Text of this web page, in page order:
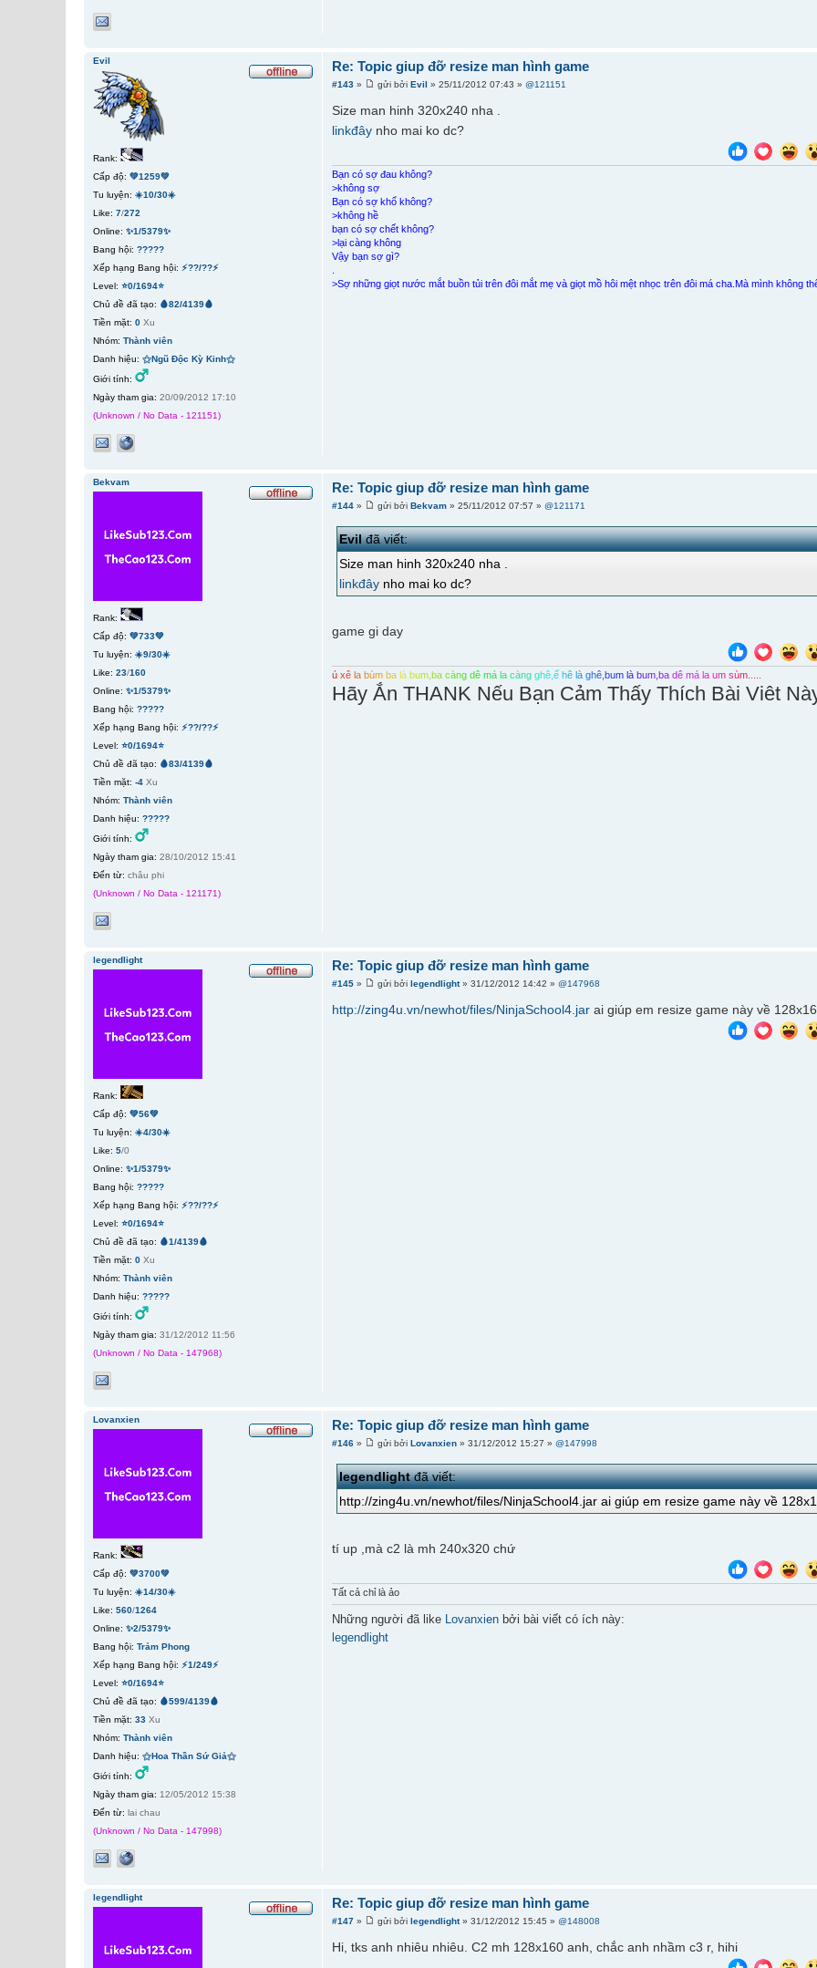
Re: Topic giup đỡ resize man hình game
#143 » gửi bởiEvil » 25/11/2012 07:43 »@121151
Size man hinh 320x240 nha .
linkđây nho mai ko dc?
Bạn có sợ đau không?
>không sợ
Bạn có sợ khổ không?
>không hề
bạn có sợ chết không?
>lại càng không
Vậy bạn sợ gì?
>Sợ những giọt nước mắt buồn tủi trên đôi mắt mẹ và giọt mồ hôi mệt nhọc trên đôi má cha.Mà mình không
Evil
Rank:
Cấp độ: 💚1259💚
Tu luyện: ☀️10/30☀️
Like: 7/272
Online: ✨1/5379✨
Bang hội: ?????
Xếp hạng Bang hội: ⚡??/??⚡
Level: ⭐0/1694⭐
Chủ đề đã tạo: 🩸82/4139🩸
Tiền mặt: 0 Xu
Nhóm: Thành viên
Danh hiệu: ⚝Ngũ Độc Kỳ Kinh⚝
Giới tính:
Ngày tham gia: 20/09/2012 17:10
(Unknown / No Data - 121151)
Re: Topic giup đỡ resize man hình game
#144 » gửi bởiBekvam » 25/11/2012 07:57 »@121171
Evilđã viết:
Size man hinh 320x240 nha .
linkđây nho mai ko dc?
game gi day
ú xê la bùm ba là bum ,ba càng dê má la càng ghê ,ế hê là ghê ,bum là bum ,ba dê má la um sùm
Hãy Ắn THANK Nếu Bạn Cảm Thấy Thích Bài Viêt
Bekvam
Rank:
Cấp độ: 💚733💚
Tu luyện: ☀️9/30☀️
Like: 23/160
Online: ✨1/5379✨
Bang hội: ?????
Xếp hạng Bang hội: ⚡??/??⚡
Level: ⭐0/1694⭐
Chủ đề đã tạo: 🩸83/4139🩸
Tiền mặt: -4 Xu
Nhóm: Thành viên
Danh hiệu: ?????
Giới tính:
Ngày tham gia: 28/10/2012 15:41
Đến từ: châu phi
(Unknown / No Data - 121171)
Re: Topic giup đỡ resize man hình game
#145 » gửi bởilegendlight» 31/12/2012 14:42 »@147968
http://zing4u.vn/newhot/files/NinjaSchool4.jar ai giúp em resize game này về
legendlight
Rank:
Cấp độ: 💚56💚
Tu luyện: ☀️4/30☀️
Like: 5/0
Online: ✨1/5379✨
Bang hội: ?????
Xếp hạng Bang hội: ⚡??/??⚡
Level: ⭐0/1694⭐
Chủ đề đã tạo: 🩸1/4139🩸
Tiền mặt: 0 Xu
Nhóm: Thành viên
Danh hiệu: ?????
Giới tính:
Ngày tham gia: 31/12/2012 11:56
(Unknown / No Data - 147968)
Re: Topic giup đỡ resize man hình game
#146 » gửi bởiLovanxien » 31/12/2012 15:27 »@147998
legendlightđã viết:
http://zing4u.vn/newhot/files/NinjaSchool4.jar ai giúp em resize game này về
tí up ,mà c2 là mh 240x320 chứ
Tất cả chỉ là ảo
Những người đã like Lovanxien bởi bài viết có ích này:
legendlight
Lovanxien
Rank:
Cấp độ: 💚3700💚
Tu luyện: ☀️14/30☀️
Like: 560/1264
Online: ✨2/5379✨
Bang hội: Trảm Phong
Xếp hạng Bang hội: ⚡1/249⚡
Level: ⭐0/1694⭐
Chủ đề đã tạo: 🩸599/4139🩸
Tiền mặt: 33 Xu
Nhóm: Thành viên
Danh hiệu: ⚝Hoa Thần Sứ Giả⚝
Giới tính:
Ngày tham gia: 12/05/2012 15:38
Đến từ: lai chau
(Unknown / No Data - 147998)
Re: Topic giup đỡ resize man hình game
#147 » gửi bởilegendlight» 31/12/2012 15:45 »@148008
Hi, tks anh nhiêu nhiêu. C2 mh 128x160 anh, chắc anh nhầm c3 r, hihi
legendlight